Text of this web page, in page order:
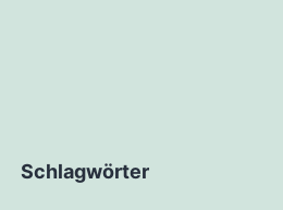
Schlagwörter